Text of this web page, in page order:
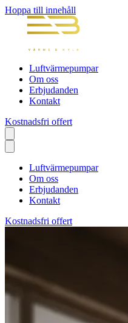
Hoppa till innehåll
Luftvärmepumpar
Om oss
Erbjudanden
Kontakt
Kostnadsfri offert
Luftvärmepumpar
Om oss
Erbjudanden
Kontakt
Kostnadsfri offert